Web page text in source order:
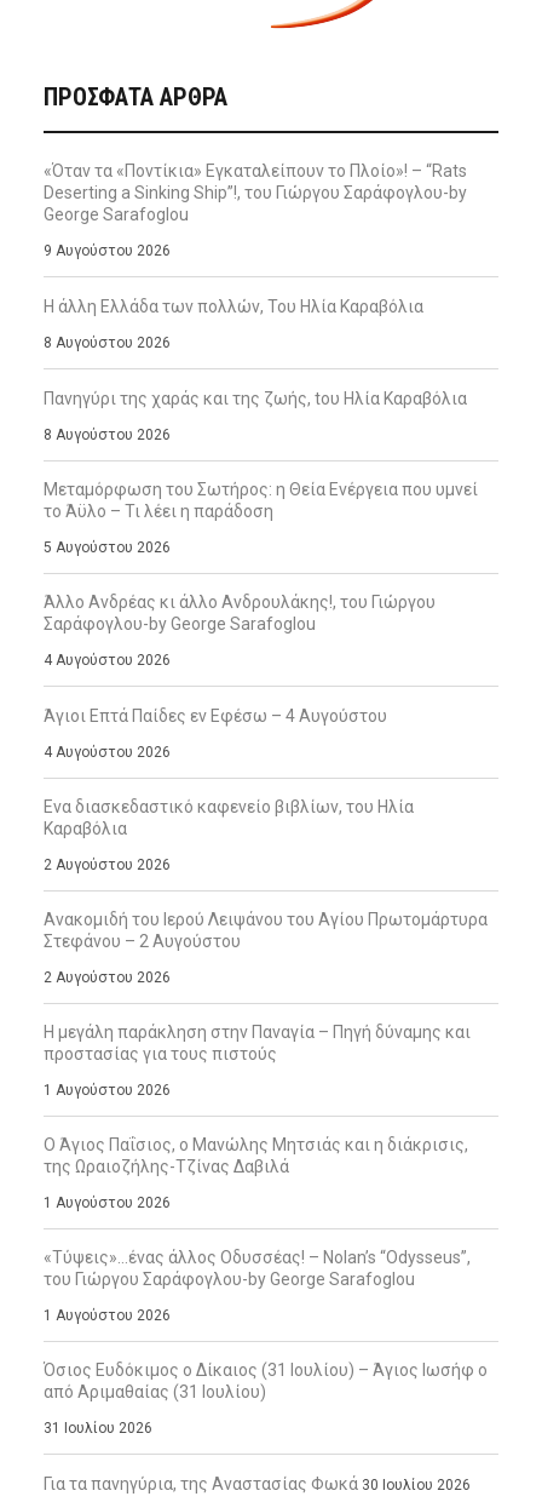
ΠΡΌΣΦΑΤΑ ΆΡΘΡΑ
«Όταν τα «Ποντίκια» Εγκαταλείπουν το Πλοίο»! – “Rats
Deserting a Sinking Ship”!, του Γιώργου Σαράφογλου-by
George Sarafoglou
9 Αυγούστου 2026
Η άλλη Ελλάδα των πολλών, Του Ηλία Καραβόλια
8 Αυγούστου 2026
Πανηγύρι της χαράς και της ζωής, tου Ηλία Καραβόλια
8 Αυγούστου 2026
Μεταμόρφωση του Σωτήρος: η Θεία Ενέργεια που υμνεί
το Άϋλο – Τι λέει η παράδοση
5 Αυγούστου 2026
Άλλο Ανδρέας κι άλλο Ανδρουλάκης!, του Γιώργου
Σαράφογλου-by George Sarafoglou
4 Αυγούστου 2026
Άγιοι Επτά Παίδες εν Εφέσω – 4 Αυγούστου
4 Αυγούστου 2026
Ενα διασκεδαστικό καφενείο βιβλίων, του Ηλία
Καραβόλια
2 Αυγούστου 2026
Ανακομιδή του Ιερού Λειψάνου του Αγίου Πρωτομάρτυρα
Στεφάνου – 2 Αυγούστου
2 Αυγούστου 2026
Η μεγάλη παράκληση στην Παναγία – Πηγή δύναμης και
προστασίας για τους πιστούς
1 Αυγούστου 2026
Ο Άγιος Παΐσιος, ο Μανώλης Μητσιάς και η διάκρισις,
της Ωραιοζήλης-Τζίνας Δαβιλά
1 Αυγούστου 2026
«Τύψεις»…ένας άλλος Οδυσσέας! – Nolan’s “Odysseus”,
του Γιώργου Σαράφογλου-by George Sarafoglou
1 Αυγούστου 2026
Όσιος Ευδόκιμος ο Δίκαιος (31 Ιουλίου) – Άγιος Ιωσήφ ο
από Αριμαθαίας (31 Ιουλίου)
31 Ιουλίου 2026
Για τα πανηγύρια, της Αναστασίας Φωκά 30 Ιουλίου 2026